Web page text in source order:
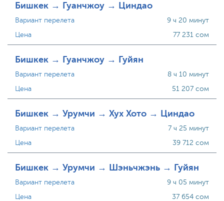
Бишкек → Гуанчжоу → Циндао
Вариант перелета
Цена
9 ч 20 минут
77 231 сом
Бишкек → Гуанчжоу → Гуйян
Вариант перелета
Цена
8 ч 10 минут
51 207 сом
Бишкек → Урумчи → Хух Хото → Циндао
Вариант перелета
Цена
7 ч 25 минут
39 712 сом
Бишкек → Урумчи → Шэньчжэнь → Гуйян
Вариант перелета
Цена
9 ч 05 минут
37 654 сом